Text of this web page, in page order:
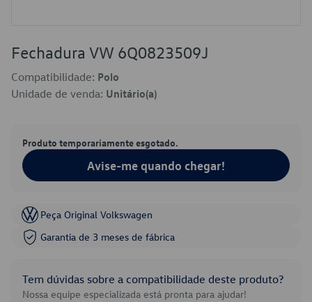
Fechadura VW 6Q0823509J
Compatibilidade: Polo
Unidade de venda: Unitário(a)
Produto temporariamente esgotado.
Avise-me quando chegar!
Peça Original Volkswagen
Garantia de 3 meses de fábrica
Tem dúvidas sobre a compatibilidade deste produto?
Nossa equipe especializada está pronta para ajudar!